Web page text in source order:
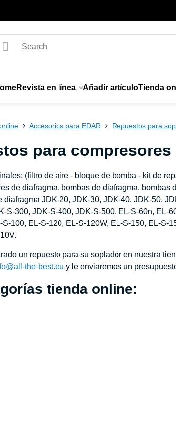
Revista en línea Añadir artículoTienda
Accesorios para EDAR Repuestos para
para
(filtro de aire - bloque de bomba - kit de
de diafragma, bombas de diafragma,
diafragma JDK-20, JDK-30, JDK-40, JDK-50,
S-300, JDK-S-400, JDK-S-500, EL-S-60n, EL-
S-100, EL-S-120, EL-S-120W, EL-S-150, EL-S-
un repuesto para su soplador en nuestra
the-best.eu y le enviaremos un
tienda online: